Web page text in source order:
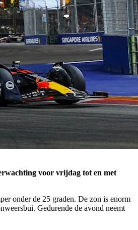
voor vrijdag tot en met
onder de 25 graden. De zon is enorm
Gedurende de avond neemt